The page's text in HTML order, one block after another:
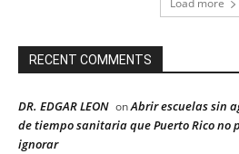
Load more
RECENT COMMENTS
DR. EDGAR LEON onAbrir escuelas sin
de tiempo sanitaria que Puerto Rico no
ignorar